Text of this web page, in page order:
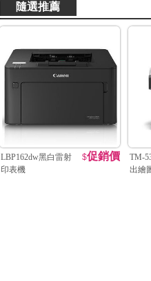
隨選推薦
LBP162dw黑白雷射
印表機
$促銷價
TM-
出繪